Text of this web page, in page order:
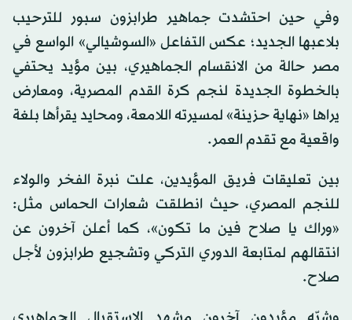
وفي حين احتشدت جماهير طرابزون سبور للترحيب
بلاعبها الجديد؛ عكس التفاعل «السوشيالي» الواسع في
مصر حالة من الانقسام الجماهيري، بين مؤيد يحتفي
بالخطوة الجديدة لنجم كرة القدم المصرية، ومعارض
يراها «نهاية حزينة» لمسيرته اللامعة، ومحايد يقرأها بلغة
واقعية مع تقدم العمر.
بين تعليقات فريق المؤيدين، علت نبرة الفخر والولاء
للنجم المصري، حيث انطلقت شعارات الحماس مثل:
«وراك يا صلاح فين ما تكون»، كما أعلن آخرون عن
انتقالهم لمتابعة الدوري التركي وتشجيع طرابزون لأجل
صلاح.